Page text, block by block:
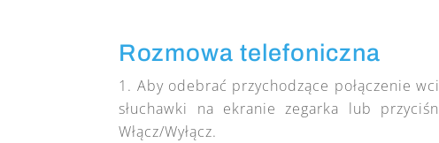
Rozmowa telefoniczna
Aby odebrać przychodzące połączenie
słuchawki na ekranie zegarka lub
Włącz/Wyłącz.